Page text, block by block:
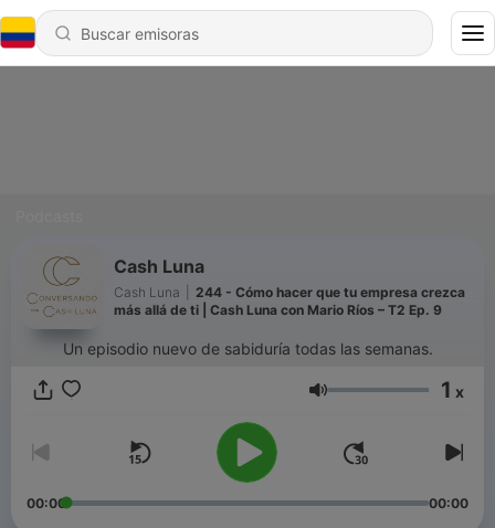
Cash Luna
Cash Luna
244 - Cómo hacer que tu empresa crezca
más allá de ti | Cash Luna con Mario Ríos – T2 Ep. 9
Un episodio nuevo de sabiduría todas las semanas.
Volumen 1 x
00:00 00:00